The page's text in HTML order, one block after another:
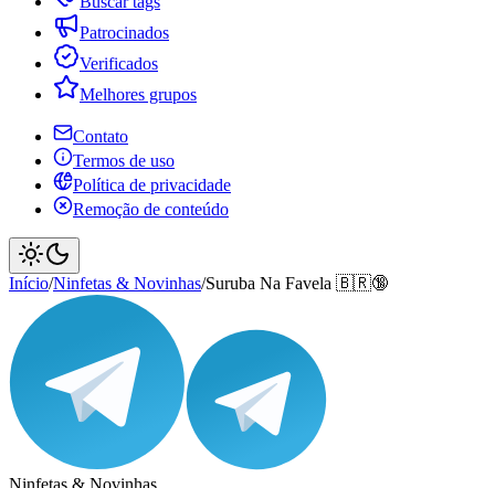
Patrocinados
Verificados
Melhores grupos
Contato
Termos de uso
Política de privacidade
Remoção de conteúdo
Início/Ninfetas & Novinhas/Suruba Na Favela 🇧🇷🔞
Ninfetas & Novinhas